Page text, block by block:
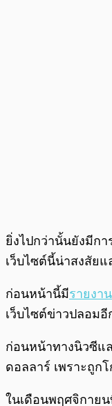
ยิ่งไปกว่านั้นยังมีก
เว็บไซต์นี้น่าสงสัย
ก่อนหน้านี้มีรายงาน
เว็บไซต์ข่าวปลอมอี
ก่อนหน้าทางนิวซีแ
ดอลลาร์ เพราะถูกโ
ในเดือนพฤศจิกาย